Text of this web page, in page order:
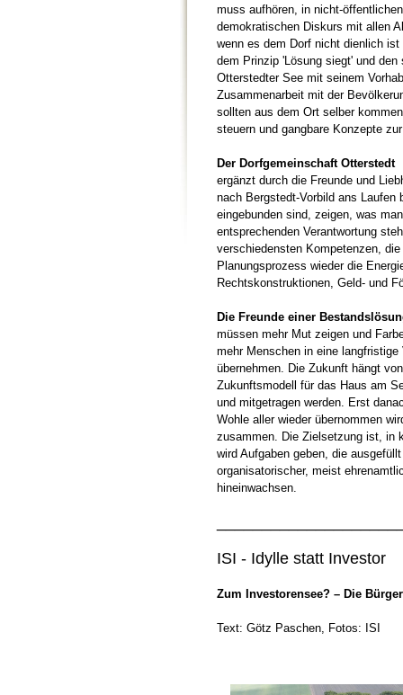
muss aufhören, in nicht-
demokratischen Diskurs mit allen
wenn es dem Dorf nicht dienlich
dem Prinzip 'Lösung siegt' und
Otterstedter See mit seinem
Zusammenarbeit mit der
sollten aus dem Ort selber
steuern und gangbare Konzepte
Der Dorfgemeinschaft Otterstedt
ergänzt durch die Freunde und
nach Bergstedt-Vorbild ans
eingebunden sind, zeigen, was
entsprechenden Verantwortung
verschiedensten Kompetenzen,
Planungsprozess wieder die
Rechtskonstruktionen, Geld- und
Die Freunde einer
müssen mehr Mut zeigen und
mehr Menschen in eine
übernehmen. Die Zukunft hängt
Zukunftsmodell für das Haus am
und mitgetragen werden. Erst
Wohle aller wieder übernommen
zusammen. Die Zielsetzung ist, in
wird Aufgaben geben, die
organisatorischer, meist
hineinwachsen.
ISI - Idylle statt Investor
Zum Investorensee? – Die
Text: Götz Paschen, Fotos: ISI